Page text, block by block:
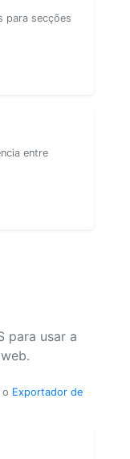
para secções
entre
para usar a
o Exportador de